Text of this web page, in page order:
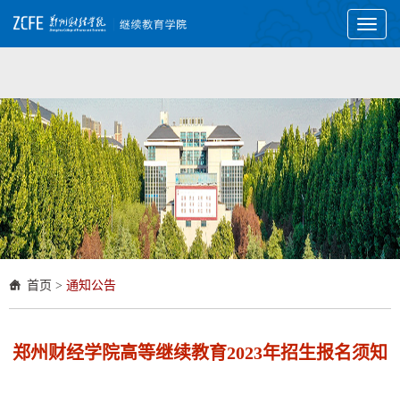
Toggle
首页 > 通知公告
郑州财经学院高等继续教育2023年招生报名须知